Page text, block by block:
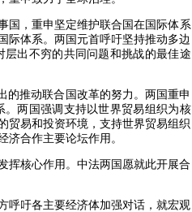
国，重申坚定维护联合国在国际体系
际体系。两国元首呼吁坚持推动多边
出不穷的共同问题和挑战的最佳途
的推动联合国改革的努力。两国重申
两国强调支持以世界贸易组织为核
贸易和投资环境，支持世界贸易组织
合作主要论坛作用。
挥核心作用。中法两国愿就此开展合
呼吁各主要经济体加强对话，就宏观